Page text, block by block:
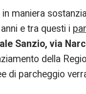
maniera
e tra questi i
Sanzio, via
della
di parcheggio